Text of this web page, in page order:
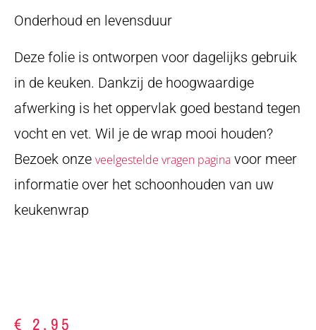
Onderhoud en levensduur
Deze folie is ontworpen voor dagelijks gebruik
in de keuken. Dankzij de hoogwaardige
afwerking is het oppervlak goed bestand tegen
vocht en vet. Wil je de wrap mooi houden?
Bezoek onze veelgestelde vragen pagina voor meer
informatie over het schoonhouden van uw
keukenwrap
€ 2,95